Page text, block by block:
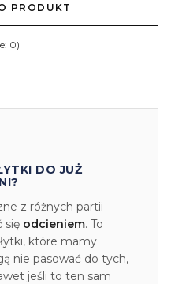
PRODUKT
0)
DO JUŻ
z różnych partii
się odcieniem. To
które mamy
nie pasować do tych,
jeśli to ten sam